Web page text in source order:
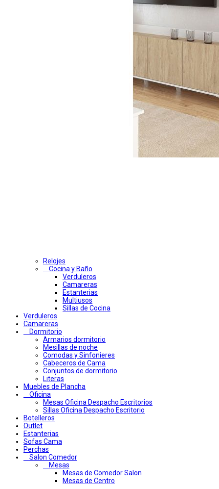
Relojes
Cocina y Baño
Verduleros
Camareras
Estanterias
Multiusos
Sillas de Cocina
Verduleros
Camareras
Dormitorio
Armarios dormitorio
Mesillas de noche
Comodas y Sinfonieres
Cabeceros de Cama
Conjuntos de dormitorio
Literas
Muebles de Plancha
Oficina
Mesas Oficina Despacho Escritorios
Sillas Oficina Despacho Escritorio
Botelleros
Outlet
Estanterias
Sofas Cama
Perchas
Salon Comedor
Mesas
Mesas de Comedor Salon
Mesas de Centro